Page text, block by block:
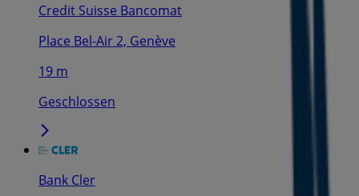
Credit Suisse Bancomat
Place Bel-Air 2, Genève
19 m
Geschlossen
Bank Cler